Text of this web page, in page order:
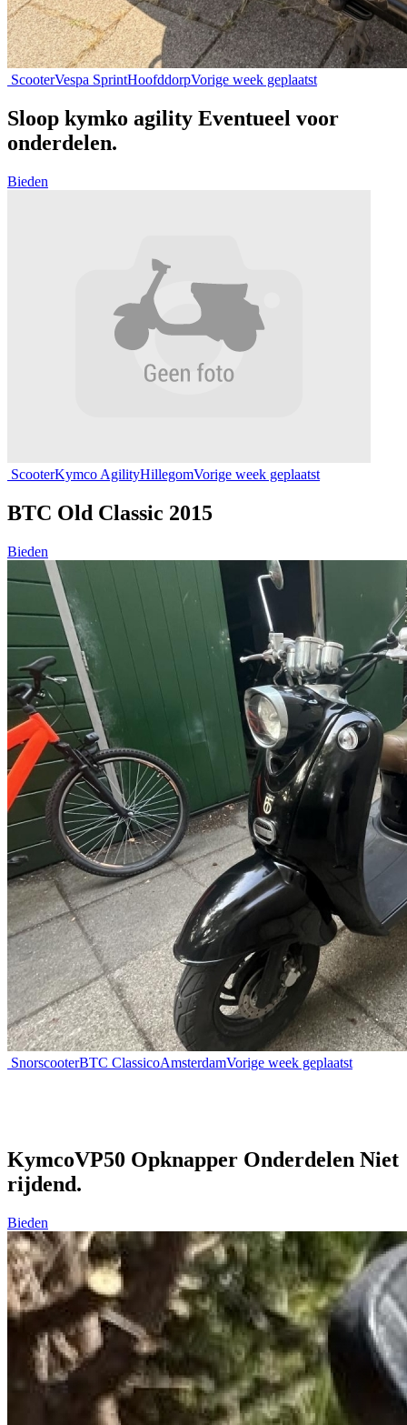
ScooterVespa SprintHoofddorpVorige week geplaatst
Sloop kymko agility Eventueel voor
onderdelen.
Bieden
ScooterKymco AgilityHillegomVorige week geplaatst
BTC Old Classic 2015
Bieden
SnorscooterBTC ClassicoAmsterdamVorige week geplaatst
KymcoVP50 Opknapper Onderdelen Niet
rijdend.
Bieden